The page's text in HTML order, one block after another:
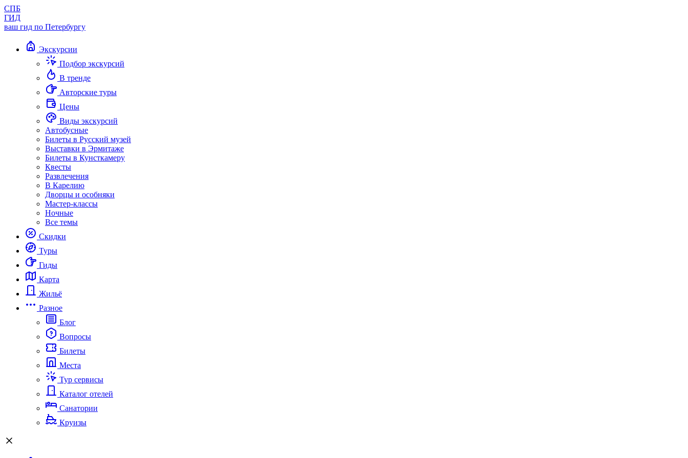
СПБ
ГИД
ваш гид по Петербургу
Экскурсии
Подбор экскурсий
В тренде
Авторские туры
Цены
Виды экскурсий
Автобусные
Билеты в Русский музей
Выставки в Эрмитаже
Билеты в Кунсткамеру
Квесты
Развлечения
В Карелию
Дворцы и особняки
Мастер-классы
Ночные
Все темы
Скидки
Туры
Гиды
Карта
Жильё
Разное
Блог
Вопросы
Билеты
Места
Тур сервисы
Каталог отелей
Санатории
Круизы